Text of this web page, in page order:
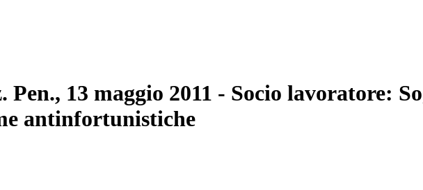
13 maggio 2011 - Socio lavoratore:
antinfortunistiche